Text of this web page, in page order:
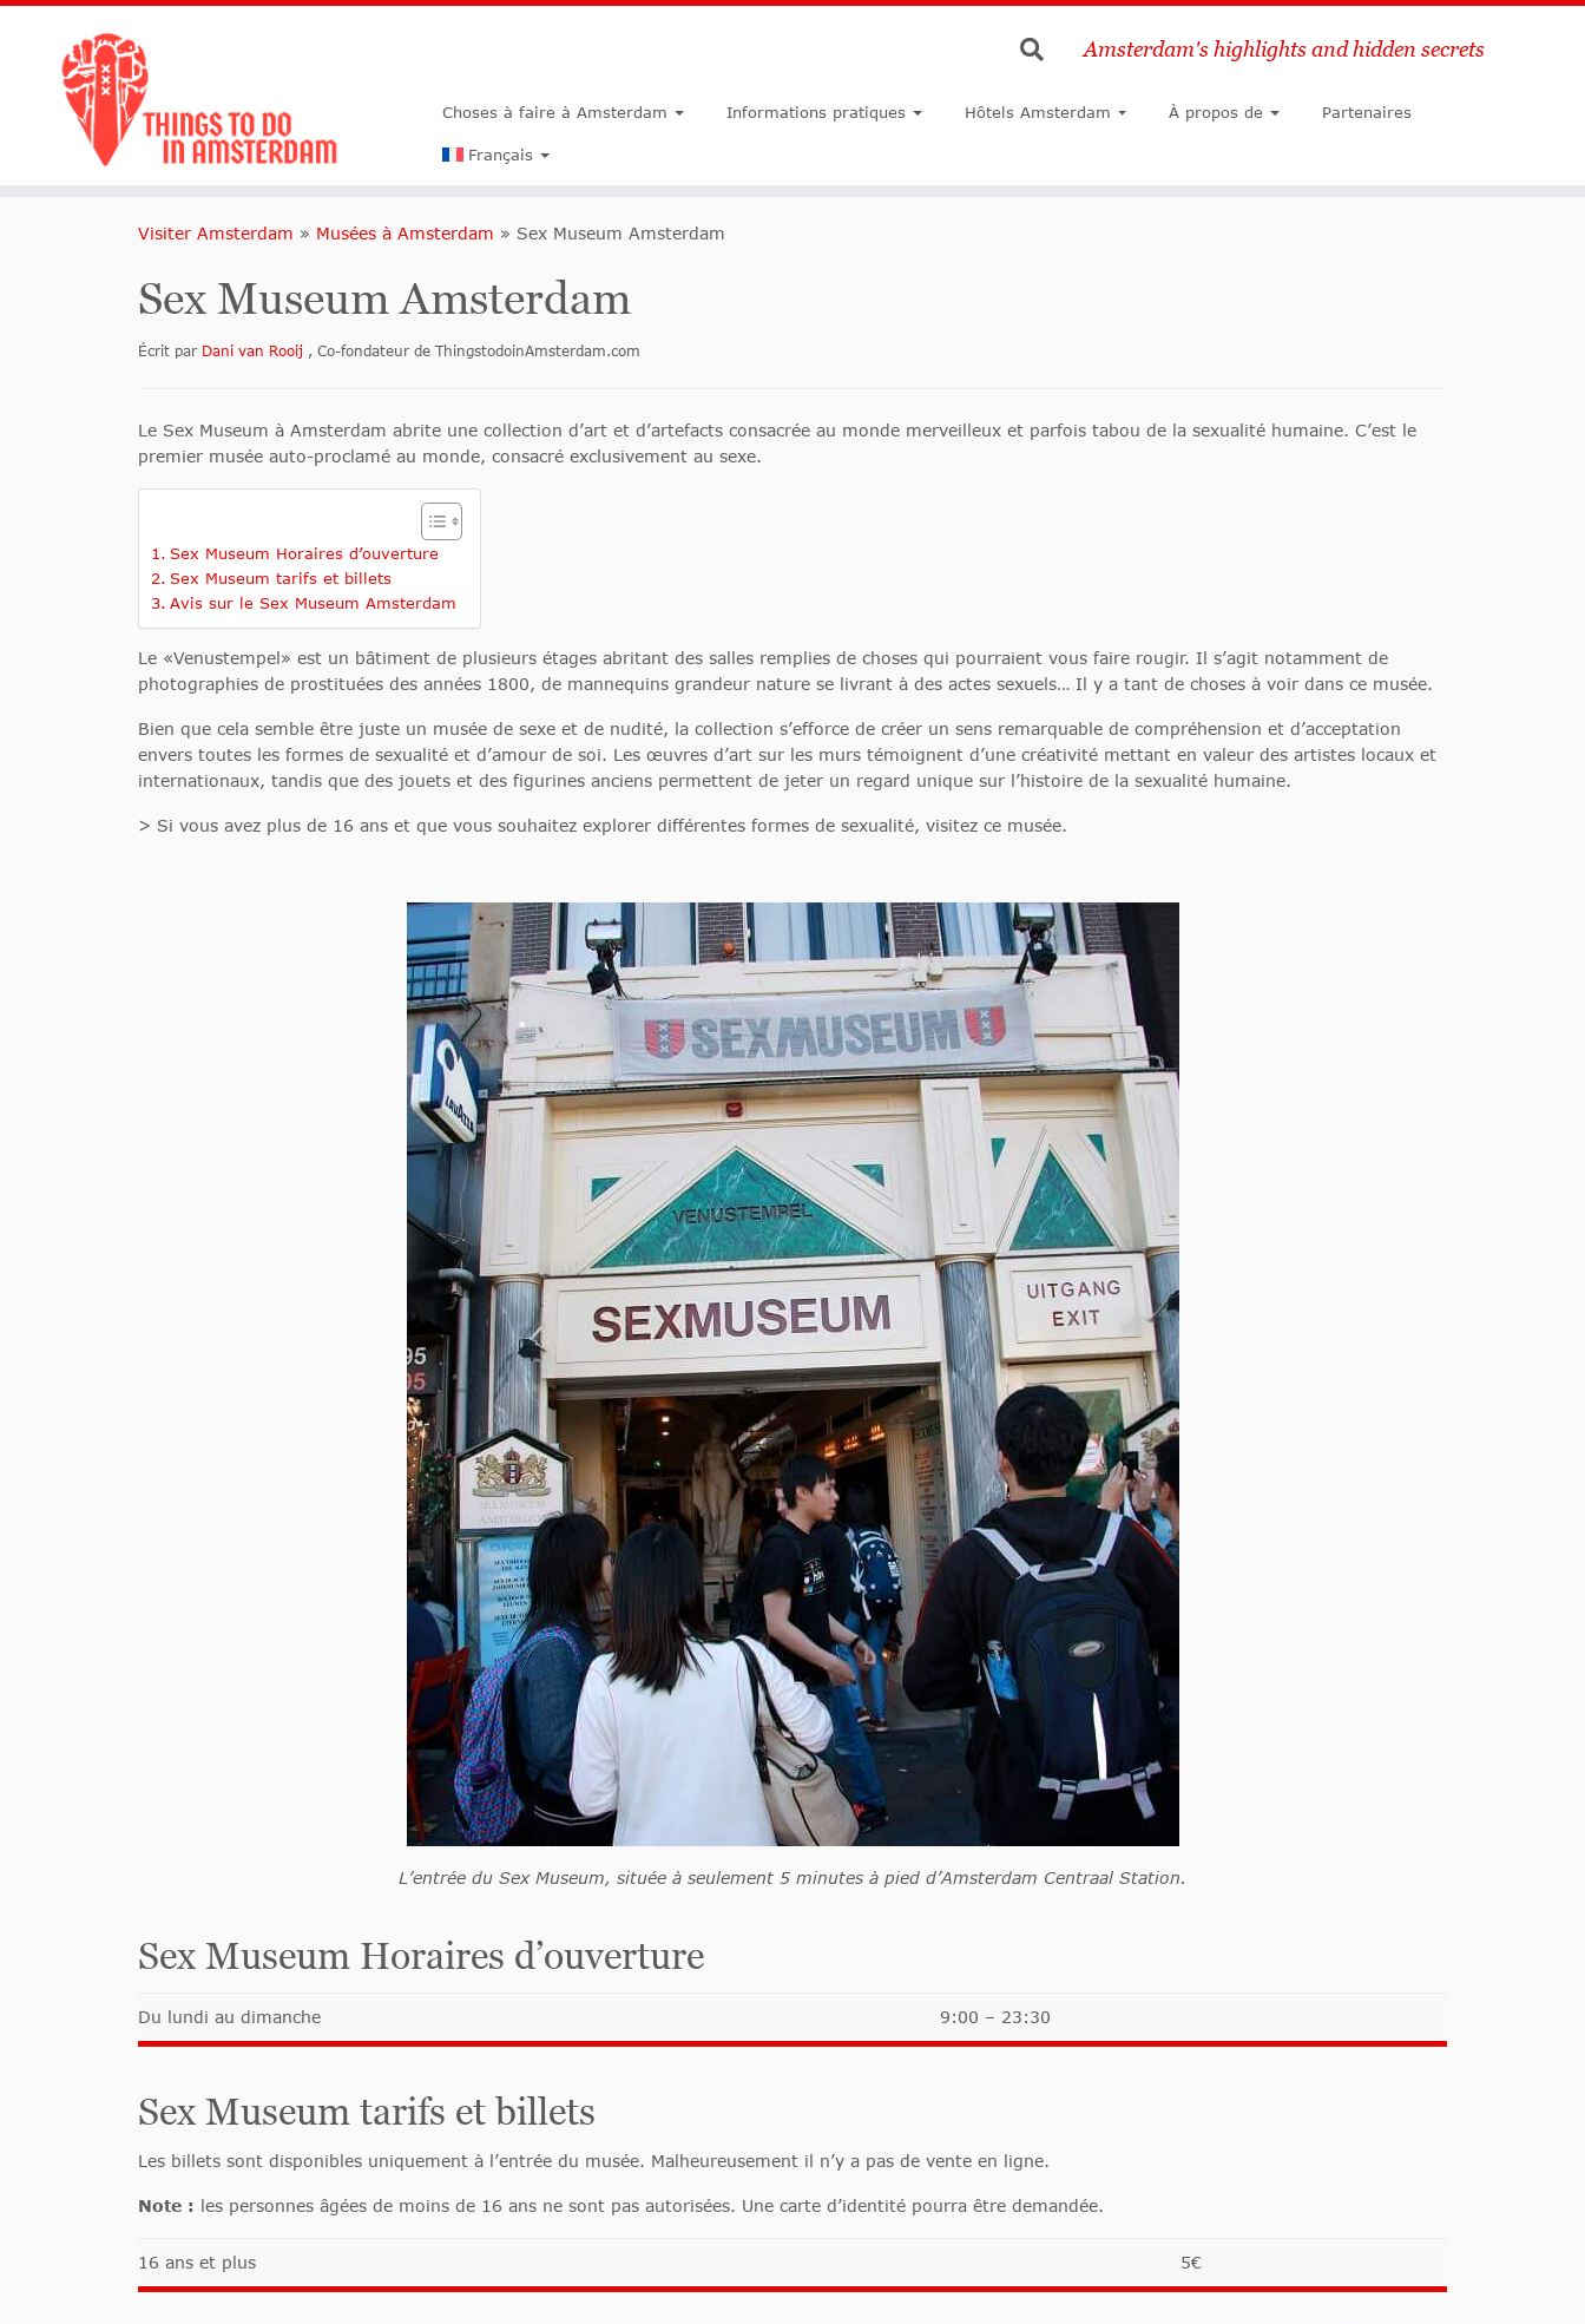
Chercher
Amsterdam's highlights and hidden secrets
Choses à faire à Amsterdam Informations pratiques Hôtels Amsterdam À propos de Partenaires
Français
Visiter Amsterdam » Musées à Amsterdam » Sex Museum Amsterdam
Sex Museum Amsterdam
Écrit par Dani van Rooij , Co-fondateur de ThingstodoinAmsterdam.com
Le Sex Museum à Amsterdam abrite une collection d’art et d’artefacts consacrée au monde merveilleux et parfois tabou de la sexualité humaine. C’est le
premier musée auto-proclamé au monde, consacré exclusivement au sexe.
Sex Museum Horaires d’ouverture
Sex Museum tarifs et billets
Avis sur le Sex Museum Amsterdam
Le «Venustempel» est un bâtiment de plusieurs étages abritant des salles remplies de choses qui pourraient vous faire rougir. Il s’agit notamment de
photographies de prostituées des années 1800, de mannequins grandeur nature se livrant à des actes sexuels… Il y a tant de choses à voir dans ce musée.
Bien que cela semble être juste un musée de sexe et de nudité, la collection s’efforce de créer un sens remarquable de compréhension et d’acceptation
envers toutes les formes de sexualité et d’amour de soi. Les œuvres d’art sur les murs témoignent d’une créativité mettant en valeur des artistes locaux et
internationaux, tandis que des jouets et des figurines anciens permettent de jeter un regard unique sur l’histoire de la sexualité humaine.
> Si vous avez plus de 16 ans et que vous souhaitez explorer différentes formes de sexualité, visitez ce musée.
L’entrée du Sex Museum, située à seulement 5 minutes à pied d’Amsterdam Centraal Station.
Sex Museum Horaires d’ouverture
Du lundi au dimanche 9:00 – 23:30
Sex Museum tarifs et billets
Les billets sont disponibles uniquement à l’entrée du musée. Malheureusement il n’y a pas de vente en ligne.
Note : les personnes âgées de moins de 16 ans ne sont pas autorisées. Une carte d’identité pourra être demandée.
16 ans et plus 5€